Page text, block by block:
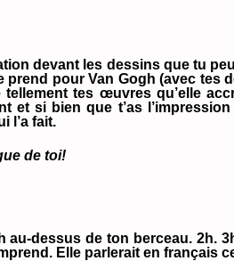
devant les dessins que tu
prend pour Van Gogh (avec tes
tellement tes œuvres qu’elle
et si bien que t’as
l’a fait.
de toi!
au-dessus de ton berceau. 2h.
Elle parlerait en français